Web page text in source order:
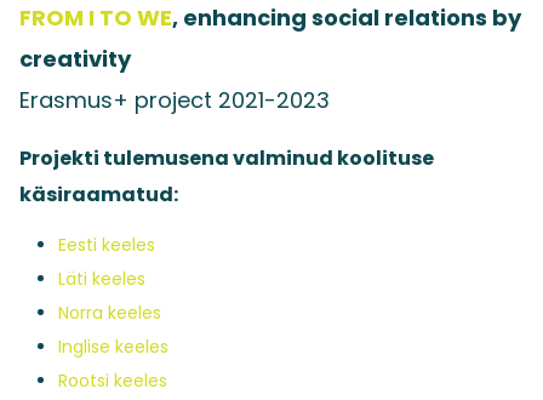
FROM I TO WE, enhancing social relations by
creativity
Erasmus+ project 2021-2023
Projekti tulemusena valminud koolituse
käsiraamatud:
Eesti keeles
Läti keeles
Norra keeles
Inglise keeles
Rootsi keeles